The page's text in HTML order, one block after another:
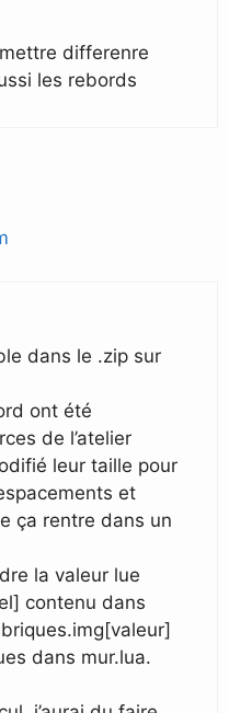
differenre
les rebords
dans le .zip sur
ont été
de l’atelier
leur taille pour
et
ça rentre dans un
la valeur lue
contenu dans
dans mur.lua.